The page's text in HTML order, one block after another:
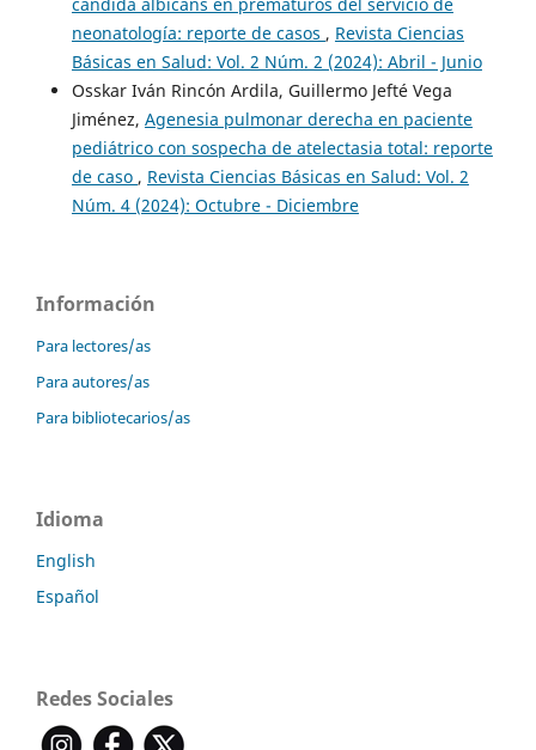
neonatología: reporte de casos , Revista Ciencias
Básicas en Salud: Vol. 2 Núm. 2 (2024): Abril - Junio
Osskar Iván Rincón Ardila, Guillermo Jefté Vega
Jiménez, Agenesia pulmonar derecha en paciente
pediátrico con sospecha de atelectasia total: reporte
de caso , Revista Ciencias Básicas en Salud: Vol. 2
Núm. 4 (2024): Octubre - Diciembre
Información
Para lectores/as
Para autores/as
Para bibliotecarios/as
Idioma
English
Español
Redes Sociales